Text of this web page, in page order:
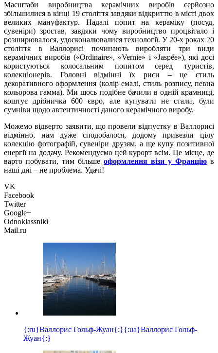
Масштаби виробництва керамічних виробів серйозно
збільшилися в кінці 19 століття завдяки відкриттю в місті двох
великих мануфактур. Надалі попит на кераміку (посуд,
сувеніри) зростав, завдяки чому виробництво процвітало і
розширювалося, удосконалювалися технології. У 20-х роках 20
століття в Валлорисі починають виробляти три види
керамічних виробів («Оrdinaire», «Vernie» і «Jaspée»), які досі
користуються колосальним попитом серед туристів,
колекціонерів. Головні відмінні їх риси – це стиль
декоративного оформлення (колір емалі, стиль розпису, певна
кольорова гамма). Ми щось подібне бачили в одній крамниці,
коштує дрібничка 600 євро, але купувати не стали, були
сумніви щодо автентичності даного керамічного виробу.
Можемо відверто заявити, що провели відпустку в Валлорисі
відмінно, нам дуже сподобалося, додому привезли цілу
колекцію фотографій, сувеніри друзям, а ще купу позитивної
енергії на додачу. Рекомендуємо цей курорт всім. Це місце, де
варто побувати, тим більше оформлення візи у Францію в
наші дні – не проблема. Удачі!
VK
Facebook
Twitter
Google+
Odnoklassniki
Mail.ru
{:ru}Валлорис Гольф-Жуан{:}{:ua}Валлорис Гольф-
Жуан{:}